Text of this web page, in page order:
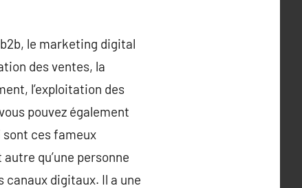
le marketing digital
des ventes, la
l’exploitation des
pouvez également
sont ces fameux
qu’une personne
digitaux. Il a une